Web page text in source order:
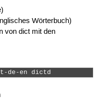
Wörterbuch)
von dict mit den
de-en dictd